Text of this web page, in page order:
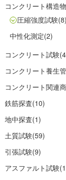
コンクリート構造
圧縮強度試験(8)
中性化測定(2)
コンクリート試験
コンクリート養生
コンクリート関連
鉄筋探査(10)
地中探査(1)
土質試験(59)
引張試験(9)
アスファルト試験